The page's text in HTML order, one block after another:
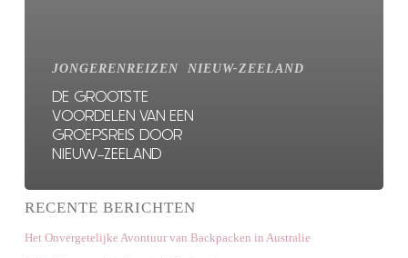
JONGERENREIZEN NIEUW-ZEELAND
DE GROOTSTE
VOORDELEN VAN EEN
GROEPSREIS DOOR
NIEUW-ZEELAND
RECENTE BERICHTEN
Het Onvergetelijke Avontuur van Backpacken in Australie